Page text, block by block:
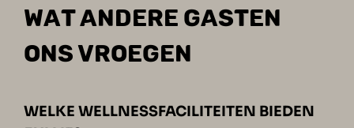
WAT ANDERE GASTEN
ONS VROEGEN
WELKE WELLNESSFACILITEITEN BIEDEN